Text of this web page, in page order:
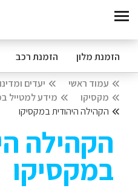
הזמנת מלון הזמנת רכב
עמוד ראשי יעדים
מקסיקו
מידע למטייל
הקהילה היהודית במקסיקו
הקהילה
במקסיקו